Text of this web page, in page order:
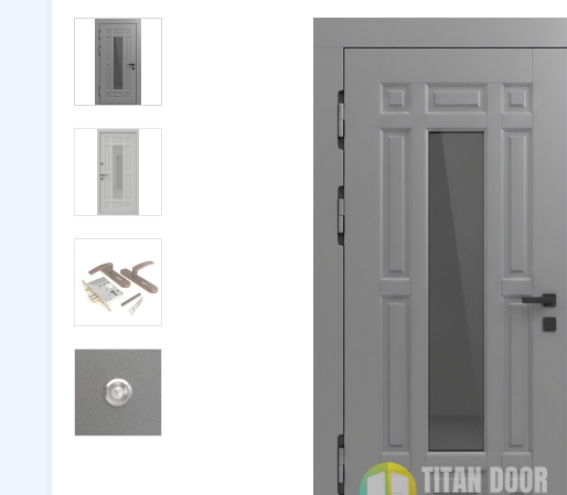
Двери с ковкой
Двери со стеклом
Двустворчатые двери
(262)
🔖 РАСПРОДАЖА